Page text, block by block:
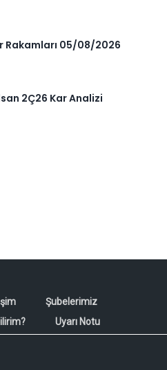
Rakamları 05/08/2026
2Ç26 Kar Analizi
Şubelerimiz
Uyarı Notu